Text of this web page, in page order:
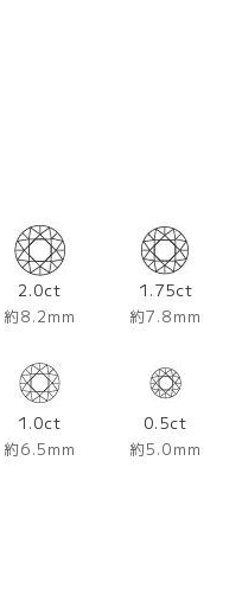
2.0ct
約8.2mm
1.75ct
約7.8mm
1.0ct
約6.5mm
0.5ct
約5.0mm